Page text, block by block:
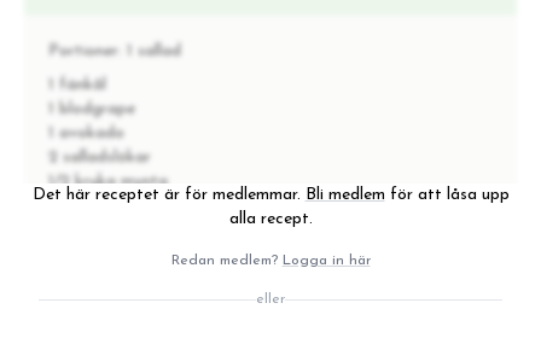
Portioner:
1 sallad
1 fänkål
1 blodgrape
1 avokado
2 salladslökar
1/2 kruka mynta
1/2 pressad lime
Det här receptet är för medlemmar. Bli medlem för att låsa upp
alla recept.
Redan medlem? Logga in här
eller